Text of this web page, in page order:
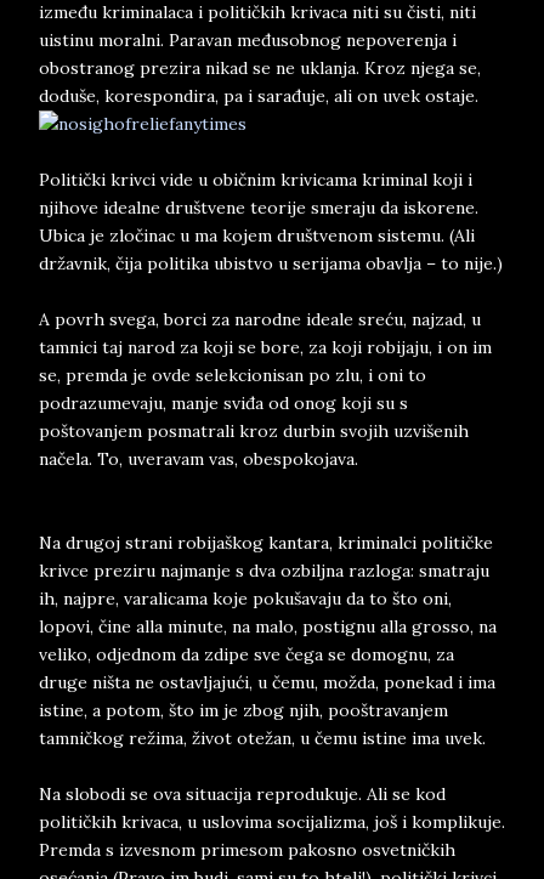
između kriminalaca i političkih krivaca niti su čisti, niti
uistinu moralni. Paravan međusobnog nepoverenja i
obostranog prezira nikad se ne uklanja. Kroz njega se,
doduše, korespondira, pa i sarađuje, ali on uvek ostaje.
Politički krivci vide u običnim krivicama kriminal koji i
njihove idealne društvene teorije smeraju da iskorene.
Ubica je zločinac u ma kojem društvenom sistemu. (Ali
državnik, čija politika ubistvo u serijama obavlja – to nije.)
A povrh svega, borci za narodne ideale sreću, najzad, u
tamnici taj narod za koji se bore, za koji robijaju, i on im
se, premda je ovde selekcionisan po zlu, i oni to
podrazumevaju, manje sviđa od onog koji su s
poštovanjem posmatrali kroz durbin svojih uzvišenih
načela. To, uveravam vas, obespokojava.
Na drugoj strani robijaškog kantara, kriminalci političke
krivce preziru najmanje s dva ozbiljna razloga: smatraju
ih, najpre, varalicama koje pokušavaju da to što oni,
lopovi, čine alla minute, na malo, postignu alla grosso, na
veliko, odjednom da zdipe sve čega se domognu, za
druge ništa ne ostavljajući, u čemu, možda, ponekad i ima
istine, a potom, što im je zbog njih, pooštravanjem
tamničkog režima, život otežan, u čemu istine ima uvek.
Na slobodi se ova situacija reprodukuje. Ali se kod
političkih krivaca, u uslovima socijalizma, još i komplikuje.
Premda s izvesnom primesom pakosno osvetničkih